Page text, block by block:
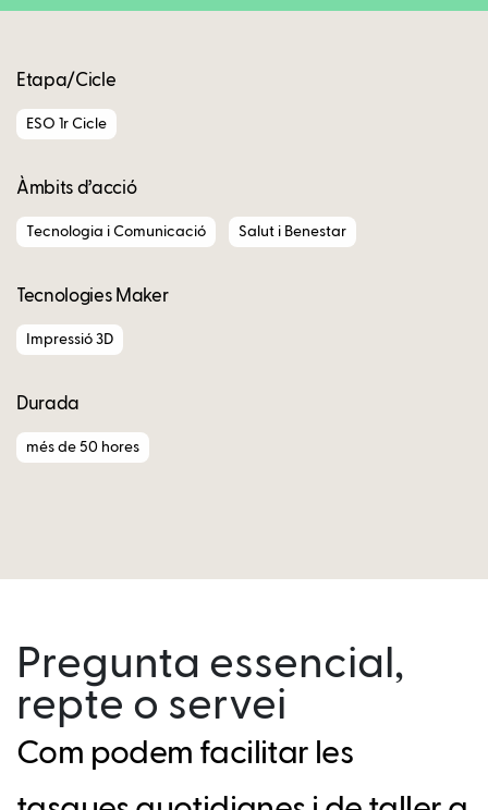
Etapa/Cicle
ESO 1r Cicle
Àmbits d’acció
Tecnologia i Comunicació Salut i Benestar
Tecnologies Maker
Impressió 3D
Durada
més de 50 hores
Pregunta essencial,
repte o servei
Com podem facilitar les